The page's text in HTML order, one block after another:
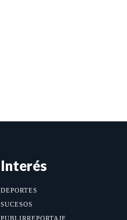
Interés
DEPORTES
SUCESOS
PUBLIRREPORTAJE